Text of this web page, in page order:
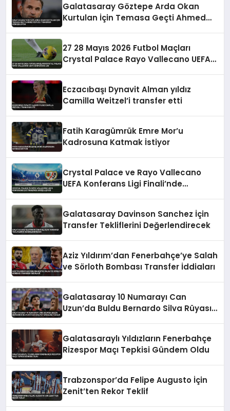
Galatasaray Göztepe Arda Okan
Kurtulan İçin Temasa Geçti Ahmed
27 28 Mayıs 2026 Futbol Maçları
Crystal Palace Rayo Vallecano UEFA
Eczacıbaşı Dynavit Alman yıldız
Camilla Weitzel’i transfer etti
Fatih Karagümrük Emre Mor’u
Kadrosuna Katmak İstiyor
Crystal Palace ve Rayo Vallecano
UEFA Konferans Ligi Finali’nde
Galatasaray Davinson Sanchez İçin
Transfer Tekliflerini Değerlendirecek
Aziz Yıldırım’dan Fenerbahçe’ye Salah
ve Sörloth Bombası Transfer İddiaları
Galatasaray 10 Numarayı Can
Uzun’da Buldu Bernardo Silva Rüyası
Galatasaraylı Yıldızların Fenerbahçe
Rizespor Maçı Tepkisi Gündem Oldu
Trabzonspor’da Felipe Augusto İçin
Zenit’ten Rekor Teklif